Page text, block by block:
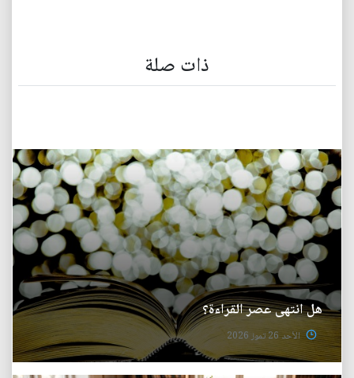
ذات صلة
هل انتهى عصر القراءة؟
الأحد 26 تموز 2026